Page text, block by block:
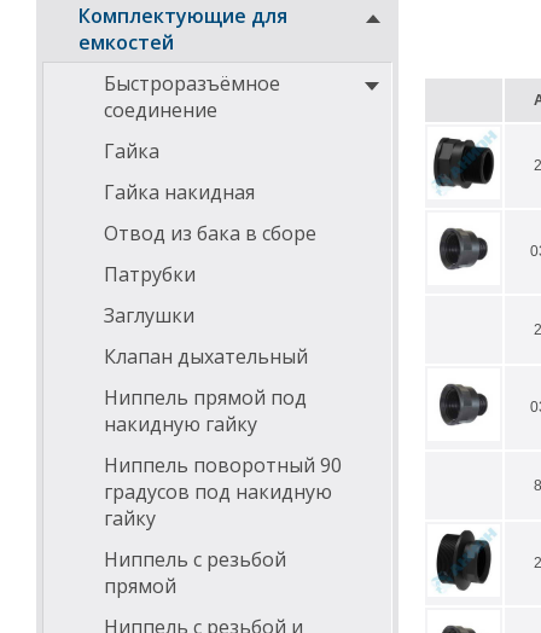
Комплектующие для
емкостей
Быстроразъёмное
соединение
Гайка
Гайка накидная
Отвод из бака в сборе
Патрубки
Заглушки
Клапан дыхательный
Ниппель прямой под
накидную гайку
Ниппель поворотный 90
градусов под накидную
гайку
Ниппель с резьбой
прямой
Ниппель с резьбой и